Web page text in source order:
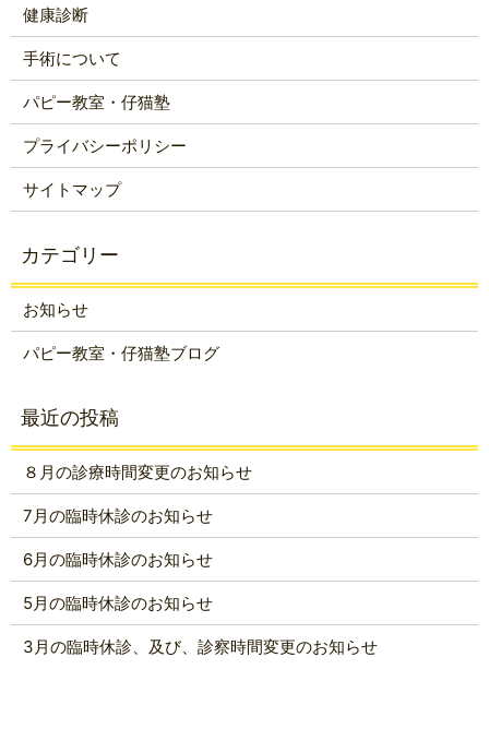
健康診断
手術について
パピー教室・仔猫塾
プライバシーポリシー
サイトマップ
お知らせ
パピー教室・仔猫塾ブログ
８月の診療時間変更のお知らせ
7月の臨時休診のお知らせ
6月の臨時休診のお知らせ
5月の臨時休診のお知らせ
3月の臨時休診、及び、診察時間変更のお知らせ